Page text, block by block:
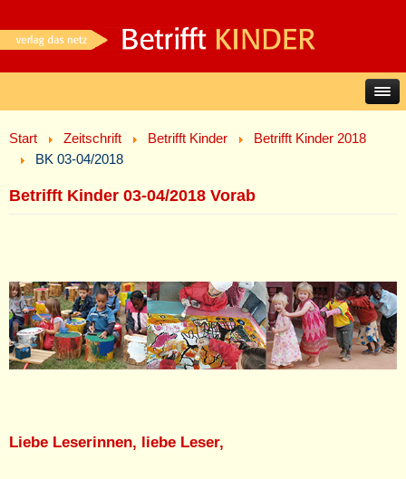
Start Zeitschrift Betrifft Kinder
Betrifft Kinder 2018
BK 03-04/2018
Betrifft Kinder 03-04/2018 Vorab
Liebe Leserinnen, liebe Leser,